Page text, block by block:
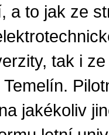
a to jak ze
tak i
jakékoliv